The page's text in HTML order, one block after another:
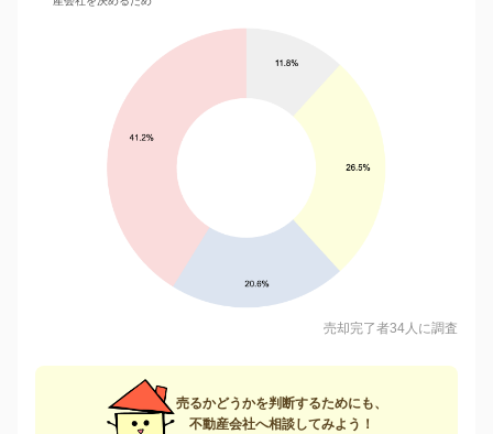
売却完了者34人に調査
売るかどうかを判断するためにも、
不動産会社へ相談してみよう！